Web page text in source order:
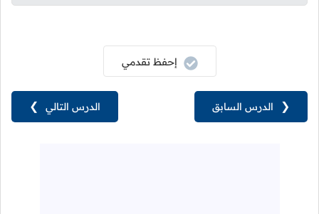
الدرس التالي ❯
إحفظ تقدمي
❮ الدرس السابق